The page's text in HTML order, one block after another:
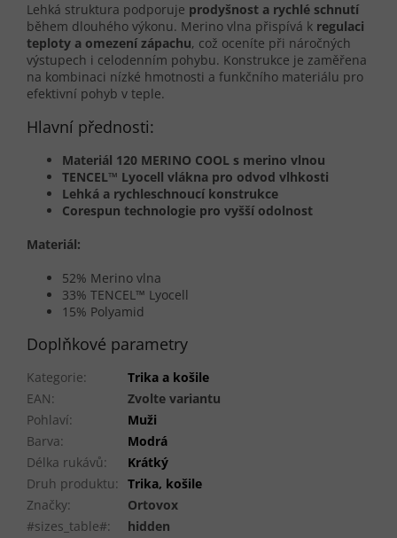
Lehká struktura podporuje prodyšnost a rychlé schnutí
během dlouhého výkonu. Merino vlna přispívá k regulaci
teploty a omezení zápachu, což oceníte při náročných
výstupech i celodenním pohybu. Konstrukce je zaměřena
na kombinaci nízké hmotnosti a funkčního materiálu pro
efektivní pohyb v teple.
Hlavní přednosti:
Materiál 120 MERINO COOL s merino vlnou
TENCEL™ Lyocell vlákna pro odvod vlhkosti
Lehká a rychleschnoucí konstrukce
Corespun technologie pro vyšší odolnost
Materiál:
52% Merino vlna
33% TENCEL™ Lyocell
15% Polyamid
Doplňkové parametry
Kategorie:
Trika a košile
EAN:
Zvolte variantu
Pohlaví:
Muži
Barva:
Modrá
Délka rukávů:
Krátký
Druh produktu: Trika, košile
Značky:
Ortovox
#sizes_table#:
hidden